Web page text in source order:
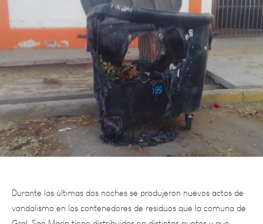
Durante las últimas dos noches se produjeron nuevos actos de
vandalismo en los contenedores de residuos que la comuna de
Gral. San Marín tiene distribuidos en distintos puntos y que